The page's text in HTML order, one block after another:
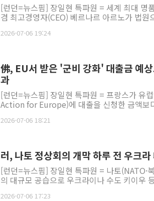
[런던=뉴스핌] 장일현 특파원 = 세계 최대 명
겸 최고경영자(CEO) 베르나르 아르노가 법
2026-07-06 19:24
佛, EU서 받은 '군비 강화' 대출금 예
과
[런던=뉴스핌] 장일현 특파원 = 프랑스가 유
Action for Europe)에 대출을 신청한 금액보
2026-07-06 18:21
러, 나토 정상회의 개막 하루 전 우크
[런던=뉴스핌] 장일현 특파원 = 나토(NATO·
의 대규모 공습으로 우크라이나 수도 키이우
2026-07-06 17:23